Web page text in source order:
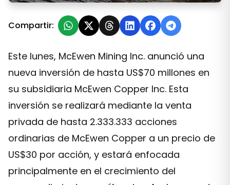
Cobre en San Juan: McEwen asegura financiamiento
Compartir:
Este lunes, McEwen Mining Inc. anunció una
nueva inversión de hasta US$70 millones en
su subsidiaria McEwen Copper Inc. Esta
inversión se realizará mediante la venta
privada de hasta 2.333.333 acciones
ordinarias de McEwen Copper a un precio de
US$30 por acción, y estará enfocada
principalmente en el crecimiento del